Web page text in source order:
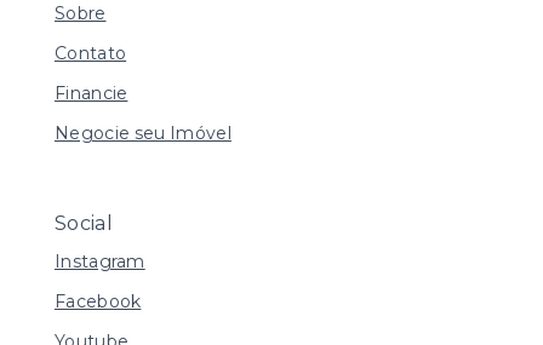
Sobre
Contato
Financie
Negocie seu Imóvel
Social
Instagram
Facebook